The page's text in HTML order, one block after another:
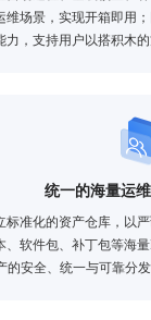
维场景，实现开箱即用
力，支持用户以搭积木
统一的海量运
标准化的资产仓库，以
、软件包、补丁包等海
的安全、统一与可靠分